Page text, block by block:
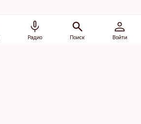
Радио Поиск Войти